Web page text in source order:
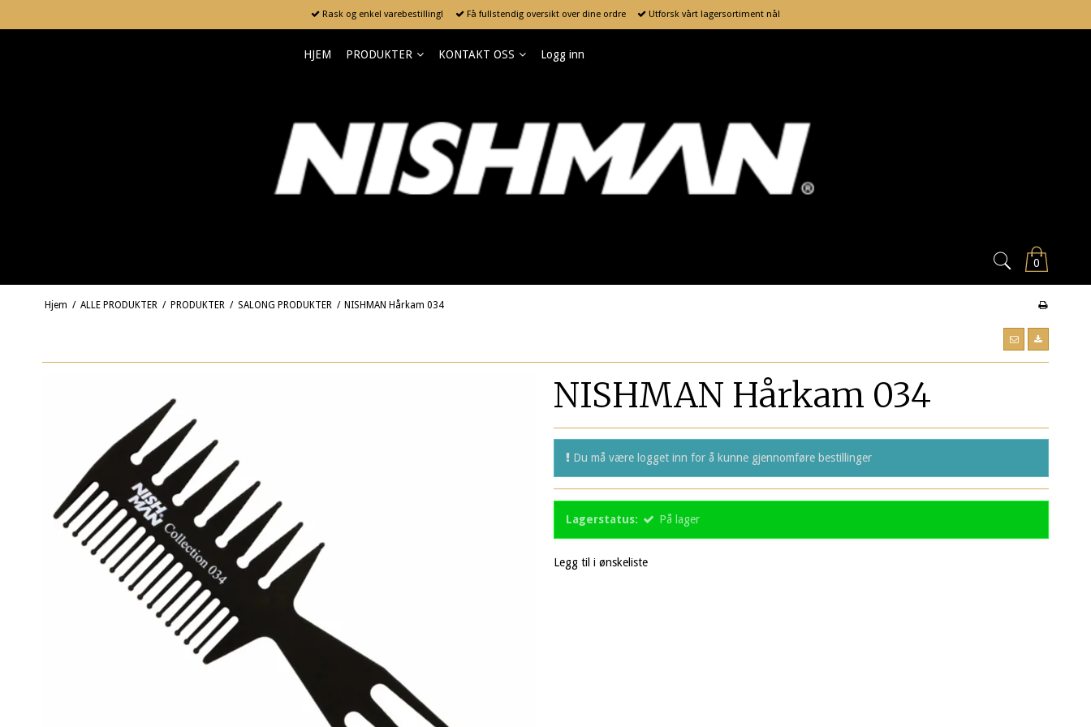
Rask og enkel varebestilling! Få fullstendig oversikt over dine ordre Utforsk vårt lagersortiment nå!
HJEM PRODUKTER KONTAKT OSS Logg inn
0
Hjem / ALLE PRODUKTER / PRODUKTER / SALONG PRODUKTER / NISHMAN Hårkam 034
NISHMAN Hårkam 034
Du må være logget inn for å kunne gjennomføre bestillinger
Lagerstatus: På lager
Legg til i ønskeliste